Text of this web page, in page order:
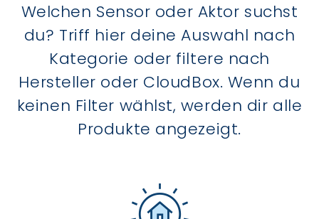
Welchen Sensor oder Aktor suchst
du? Triff hier deine Auswahl nach
Kategorie oder filtere nach
Hersteller oder CloudBox. Wenn du
keinen Filter wählst, werden dir alle
Produkte angezeigt.